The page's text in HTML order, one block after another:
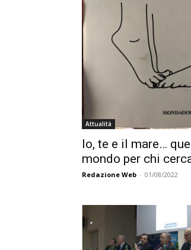
Attualità
Io, te e il mare…
mondo per chi
Redazione Web - 01/08/2022